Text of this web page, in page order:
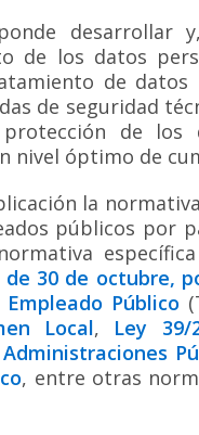
de los datos
de datos
de seguridad
de los
nivel óptimo de
la
públicos por
de 30 de octubre,
Público
Local, Ley
, entre otras